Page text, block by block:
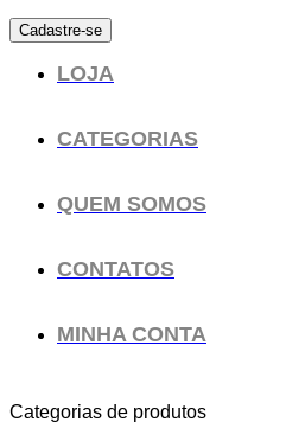
Cadastre-se
LOJA
CATEGORIAS
QUEM SOMOS
CONTATOS
MINHA CONTA
Categorias de produtos